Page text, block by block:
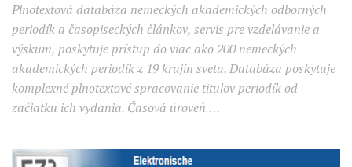
Plnotextová databáza nemeckých akademických odborných
periodík a časopiseckých článkov, servis pre vzdelávanie a
výskum, poskytuje prístup do viac ako 200 nemeckých
akademických periodík z 19 krajín sveta. Databáza poskytuje
komplexné plnotextové spracovanie titulov periodík od
začiatku ich vydania. Časová úroveň …